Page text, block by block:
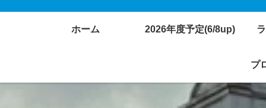
ホーム 2026年度予定(6/8up)
プ